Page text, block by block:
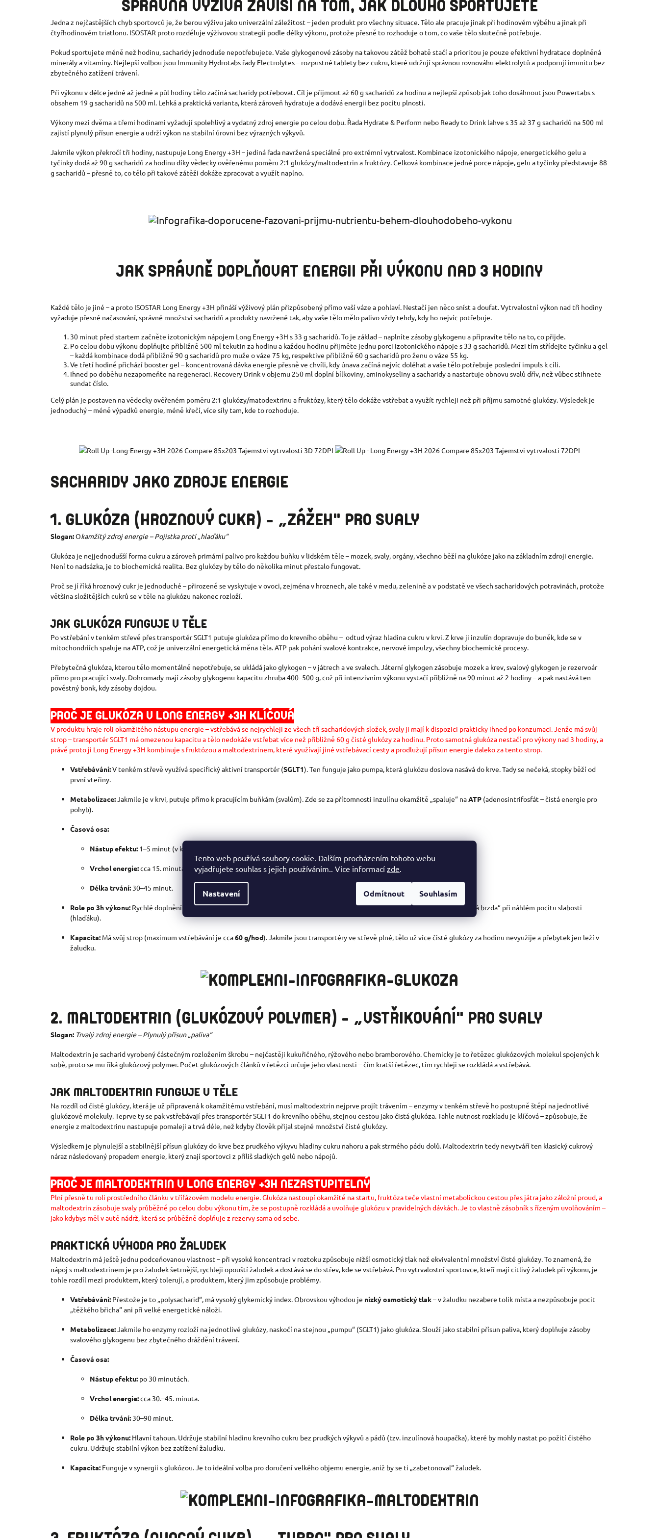
Tento web používá soubory cookie. Dalším procházením tohoto webu
vyjadřujete souhlas s jejich používáním.. Více informací zde.
Nastavení Odmítnout Souhlasím
SPRÁVNÁ VÝŽIVA ZÁVISÍ NA TOM, JAK DLOUHO SPORTUJETE
Jedna z nejčastějších chyb sportovců je, že berou výživu jako univerzální záležitost – jeden produkt pro všechny situace. Tělo ale pracuje jinak při hodinovém výběhu a jinak při
čtyřhodinovém triatlonu. ISOSTAR proto rozděluje výživovou strategii podle délky výkonu, protože přesně to rozhoduje o tom, co vaše tělo skutečně potřebuje.
Pokud sportujete méně než hodinu, sacharidy jednoduše nepotřebujete. Vaše glykogenové zásoby na takovou zátěž bohatě stačí a prioritou je pouze efektivní hydratace doplněná
minerály a vitamíny. Nejlepší volbou jsou Immunity Hydrotabs řady Electrolytes – rozpustné tablety bez cukru, které udržují správnou rovnováhu elektrolytů a podporují imunitu bez
zbytečného zatížení trávení.
Při výkonu v délce jedné až jedné a půl hodiny tělo začíná sacharidy potřebovat. Cíl je přijmout až 60 g sacharidů za hodinu a nejlepší způsob jak toho dosáhnout jsou Powertabs s
obsahem 19 g sacharidů na 500 ml. Lehká a praktická varianta, která zároveň hydratuje a dodává energii bez pocitu plnosti.
Výkony mezi dvěma a třemi hodinami vyžadují spolehlivý a vydatný zdroj energie po celou dobu. Řada Hydrate & Perform nebo Ready to Drink lahve s 35 až 37 g sacharidů na 500 ml
zajistí plynulý přísun energie a udrží výkon na stabilní úrovni bez výrazných výkyvů.
Jakmile výkon překročí tři hodiny, nastupuje Long Energy +3H – jediná řada navržená speciálně pro extrémní vytrvalost. Kombinace izotonického nápoje, energetického gelu a
tyčinky dodá až 90 g sacharidů za hodinu díky vědecky ověřenému poměru 2:1 glukózy/maltodextrin a fruktózy. Celková kombinace jedné porce nápoje, gelu a tyčinky představuje 88
g sacharidů – přesně to, co tělo při takové zátěži dokáže zpracovat a využít naplno.
JAK SPRÁVNĚ DOPLŇOVAT ENERGII PŘI VÝKONU NAD 3 HODINY
Každé tělo je jiné – a proto ISOSTAR Long Energy +3H přináší výživový plán přizpůsobený přímo vaší váze a pohlaví. Nestačí jen něco sníst a doufat. Vytrvalostní výkon nad tři hodiny
vyžaduje přesné načasování, správné množství sacharidů a produkty navržené tak, aby vaše tělo mělo palivo vždy tehdy, kdy ho nejvíc potřebuje.
30 minut před startem začněte izotonickým nápojem Long Energy +3H s 33 g sacharidů. To je základ – naplníte zásoby glykogenu a připravíte tělo na to, co přijde.
Po celou dobu výkonu doplňujte přibližně 500 ml tekutin za hodinu a každou hodinu přijměte jednu porci izotonického nápoje s 33 g sacharidů. Mezi tím střídejte tyčinku a gel
– každá kombinace dodá přibližně 90 g sacharidů pro muže o váze 75 kg, respektive přibližně 60 g sacharidů pro ženu o váze 55 kg.
Ve třetí hodině přichází booster gel – koncentrovaná dávka energie přesně ve chvíli, kdy únava začíná nejvíc doléhat a vaše tělo potřebuje poslední impuls k cíli.
Ihned po doběhu nezapomeňte na regeneraci. Recovery Drink v objemu 250 ml doplní bílkoviny, aminokyseliny a sacharidy a nastartuje obnovu svalů dřív, než vůbec stihnete
sundat číslo.
Celý plán je postaven na vědecky ověřeném poměru 2:1 glukózy/matodextrinu a fruktózy, který tělo dokáže vstřebat a využít rychleji než při příjmu samotné glukózy. Výsledek je
jednoduchý – méně výpadků energie, méně křečí, více síly tam, kde to rozhoduje.
SACHARIDY JAKO ZDROJE ENERGIE
1. GLUKÓZA (HROZNOVÝ CUKR) – „ZÁŽEH" PRO SVALY
Slogan:Okamžitý zdroj energie – Pojistka proti „hlaďáku“
Glukóza je nejjednodušší forma cukru a zároveň primární palivo pro každou buňku v lidském těle – mozek, svaly, orgány, všechno běží na glukóze jako na základním zdroji energie.
Není to nadsázka, je to biochemická realita. Bez glukózy by tělo do několika minut přestalo fungovat.
Proč se jí říká hroznový cukr je jednoduché – přirozeně se vyskytuje v ovoci, zejména v hroznech, ale také v medu, zelenině a v podstatě ve všech sacharidových potravinách, protože
většina složitějších cukrů se v těle na glukózu nakonec rozloží.
JAK GLUKÓZA FUNGUJE V TĚLE
Po vstřebání v tenkém střevě přes transportér SGLT1 putuje glukóza přímo do krevního oběhu – odtud výraz hladina cukru v krvi. Z krve ji inzulín dopravuje do buněk, kde se v
mitochondriích spaluje na ATP, což je univerzální energetická měna těla. ATP pak pohání svalové kontrakce, nervové impulzy, všechny biochemické procesy.
Přebytečná glukóza, kterou tělo momentálně nepotřebuje, se ukládá jako glykogen – v játrech a ve svalech. Játerní glykogen zásobuje mozek a krev, svalový glykogen je rezervoár
přímo pro pracující svaly. Dohromady mají zásoby glykogenu kapacitu zhruba 400–500 g, což při intenzivním výkonu vystačí přibližně na 90 minut až 2 hodiny – a pak nastává ten
pověstný bonk, kdy zásoby dojdou.
PROČ JE GLUKÓZA V LONG ENERGY +3H KLÍČOVÁ
V produktu hraje roli okamžitého nástupu energie – vstřebává se nejrychleji ze všech tří sacharidových složek, svaly ji mají k dispozici prakticky ihned po konzumaci. Jenže má svůj
strop – transportér SGLT1 má omezenou kapacitu a tělo nedokáže vstřebat více než přibližně 60 g čisté glukózy za hodinu. Proto samotná glukóza nestačí pro výkony nad 3 hodiny, a
právě proto ji Long Energy +3H kombinuje s fruktózou a maltodextrinem, které využívají jiné vstřebávací cesty a prodlužují přísun energie daleko za tento strop.
Vstřebávání:V tenkém střevě využívá specifický aktivní transportér (SGLT1). Ten funguje jako pumpa, která glukózu doslova nasává do krve. Tady se nečeká, stopky běží od
první vteřiny.
Metabolizace:Jakmile je v krvi, putuje přímo k pracujícím buňkám (svalům). Zde se za přítomnosti inzulínu okamžitě „spaluje“ naATP (adenosintrifosfát – čistá energie pro
pohyb).
Časová osa:
Nástup efektu: 1–5 minut (v krvi je cítit téměř okamžitě).
Vrchol energie:cca 15. minuta.
Délka trvání: 30–45 minut.
Role po 3h výkonu: Rychlé doplnění krevního cukru a glykogenu těsně před startem nebo v prvních minutách.. Slouží jako „záchranná brzda“ při náhlém pocitu slabosti
(hlaďáku).
Kapacita: Má svůj strop (maximum vstřebávání je cca60 g/hod). Jakmile jsou transportéry ve střevě plné, tělo už více čisté glukózy za hodinu nevyužije a přebytek jen leží v
žaludku.
2. MALTODEXTRIN (GLUKÓZOVÝ POLYMER) – „VSTŘIKOVÁNÍ" PRO SVALY
Slogan: Trvalý zdroj energie – Plynulý přísun „paliva“
Maltodextrin je sacharid vyrobený částečným rozložením škrobu – nejčastěji kukuřičného, rýžového nebo bramborového. Chemicky je to řetězec glukózových molekul spojených k
sobě, proto se mu říká glukózový polymer. Počet glukózových článků v řetězci určuje jeho vlastnosti – čím kratší řetězec, tím rychleji se rozkládá a vstřebává.
JAK MALTODEXTRIN FUNGUJE V TĚLE
Na rozdíl od čisté glukózy, která je už připravená k okamžitému vstřebání, musí maltodextrin nejprve projít trávením – enzymy v tenkém střevě ho postupně štěpí na jednotlivé
glukózové molekuly. Teprve ty se pak vstřebávají přes transportér SGLT1 do krevního oběhu, stejnou cestou jako čistá glukóza. Tahle nutnost rozkladu je klíčová – způsobuje, že
energie z maltodextrinu nastupuje pomaleji a trvá déle, než kdyby člověk přijal stejné množství čisté glukózy.
Výsledkem je plynulejší a stabilnější přísun glukózy do krve bez prudkého výkyvu hladiny cukru nahoru a pak strmého pádu dolů. Maltodextrin tedy nevytváří ten klasický cukrový
náraz následovaný propadem energie, který znají sportovci z příliš sladkých gelů nebo nápojů.
PROČ JE MALTODEXTRIN V LONG ENERGY +3H NEZASTUPITELNÝ
Plní přesně tu roli prostředního článku v třífázovém modelu energie. Glukóza nastoupí okamžitě na startu, fruktóza teče vlastní metabolickou cestou přes játra jako záložní proud, a
maltodextrin zásobuje svaly průběžně po celou dobu výkonu tím, že se postupně rozkládá a uvolňuje glukózu v pravidelných dávkách. Je to vlastně zásobník s řízeným uvolňováním –
jako kdybys měl v autě nádrž, která se průběžně doplňuje z rezervy sama od sebe.
PRAKTICKÁ VÝHODA PRO ŽALUDEK
Maltodextrin má ještě jednu podceňovanou vlastnost – při vysoké koncentraci v roztoku způsobuje nižší osmotický tlak než ekvivalentní množství čisté glukózy. To znamená, že
nápoj s maltodextrinem je pro žaludek šetrnější, rychleji opouští žaludek a dostává se do střev, kde se vstřebává. Pro vytrvalostní sportovce, kteří mají citlivý žaludek při výkonu, je
tohle rozdíl mezi produktem, který tolerují, a produktem, který jim způsobuje problémy.
Vstřebávání: Přestože je to „polysacharid“, má vysoký glykemický index. Obrovskou výhodou je nízký osmotický tlak– v žaludku nezabere tolik místa a nezpůsobuje pocit
„těžkého břicha“ ani při velké energetické náloži.
Metabolizace:Jakmile ho enzymy rozloží na jednotlivé glukózy, naskočí na stejnou „pumpu“ (SGLT1) jako glukóza. Slouží jako stabilní přísun paliva, který doplňuje zásoby
svalového glykogenu bez zbytečného dráždění trávení.
Časová osa:
Nástup efektu: po 30 minutách.
Vrchol energie:cca 30.–45. minuta.
Délka trvání: 30–90 minut.
Role po 3h výkonu: Hlavní tahoun. Udržuje stabilní hladinu krevního cukru bez prudkých výkyvů a pádů (tzv. inzulínová houpačka), které by mohly nastat po požití čistého
cukru. Udržuje stabilní výkon bez zatížení žaludku.
Kapacita: Funguje v synergii s glukózou. Je to ideální volba pro doručení velkého objemu energie, aniž by se ti „zabetonoval“ žaludek.